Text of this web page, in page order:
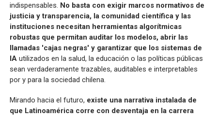
indispensables. No basta con exigir marcos normativos de
justicia y transparencia, la comunidad científica y las
instituciones necesitan herramientas algorítmicas
robustas que permitan auditar los modelos, abrir las
llamadas 'cajas negras' y garantizar que los sistemas de
IA utilizados en la salud, la educación o las políticas públicas
sean verdaderamente trazables, auditables e interpretables
por y para la sociedad chilena.
Mirando hacia el futuro, existe una narrativa instalada de
que Latinoamérica corre con desventaja en la carrera